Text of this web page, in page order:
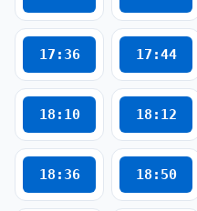
17:36 17:44
18:10 18:12
18:36 18:50